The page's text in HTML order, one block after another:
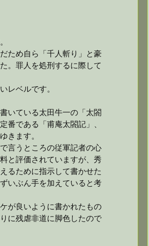
ため自ら「千人斬り」と豪
。罪人を処刑するに際して
レベルです。
いている太田牛一の「太閤
番である「甫庵太閤記」、
きます。
言うところの従軍記者の心
と評価されていますが、秀
るために指示して書かせた
いぶん手を加えていると考
が良いように書かれたもの
に残虐非道に脚色したので